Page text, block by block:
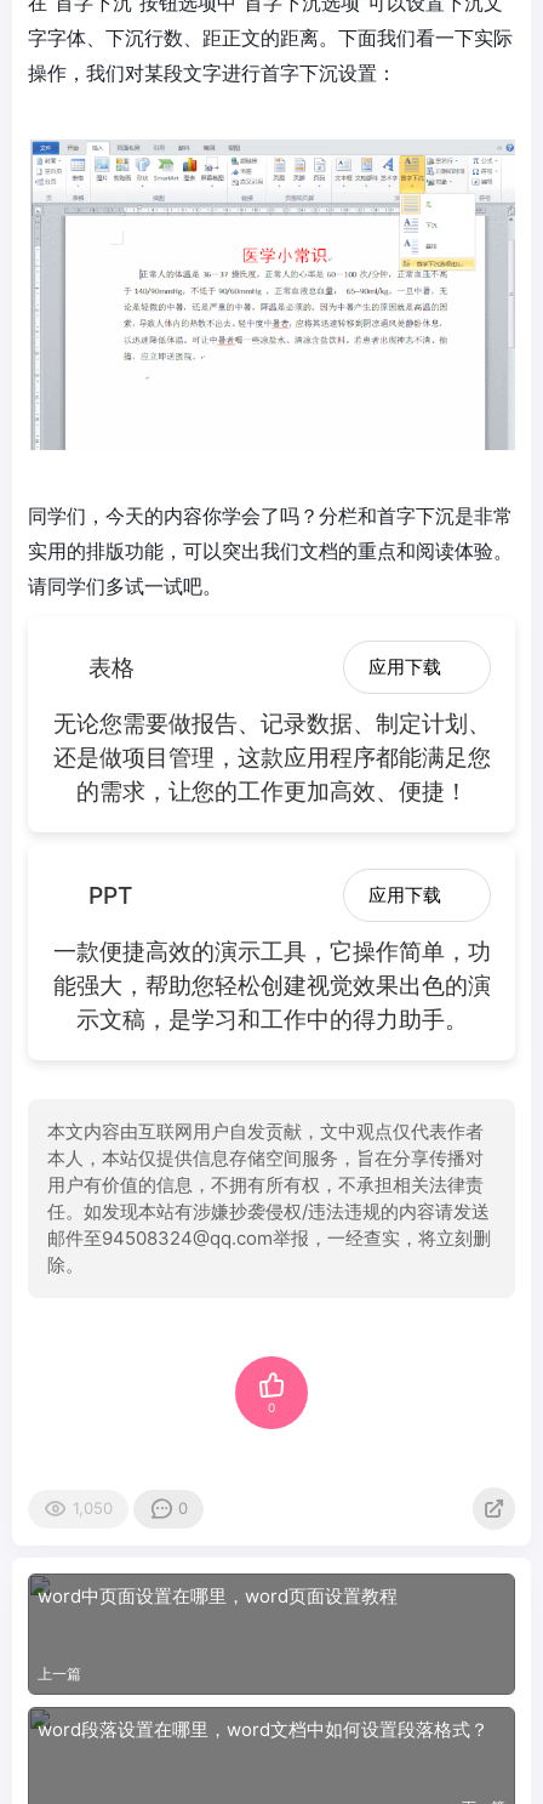
字字体、下沉行数、距正文的距离。下面我们看一下实际
操作，我们对某段文字进行首字下沉设置：
同学们，今天的内容你学会了吗？分栏和首字下沉是非常
实用的排版功能，可以突出我们文档的重点和阅读体验。
请同学们多试一试吧。
表格 应用下载
无论您需要做报告、记录数据、制定计划、
还是做项目管理，这款应用程序都能满足您
的需求，让您的工作更加高效、便捷！
PPT 应用下载
一款便捷高效的演示工具，它操作简单，功
能强大，帮助您轻松创建视觉效果出色的演
示文稿，是学习和工作中的得力助手。
本文内容由互联网用户自发贡献，文中观点仅代表作者
本人，本站仅提供信息存储空间服务，旨在分享传播对
用户有价值的信息，不拥有所有权，不承担相关法律责
任。如发现本站有涉嫌抄袭侵权/违法违规的内容请发送
邮件至94508324@qq.com举报，一经查实，将立刻删
除。
0
1,050 0
word中页面设置在哪里，word页面设置教程
上一篇
word段落设置在哪里，word文档中如何设置段落格式？